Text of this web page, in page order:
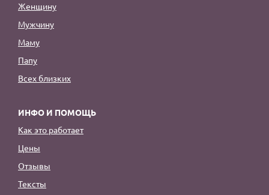
Женщину
Мужчину
Маму
Папу
Всех близких
ИНФО И ПОМОЩЬ
Как это работает
Цены
Отзывы
Тексты